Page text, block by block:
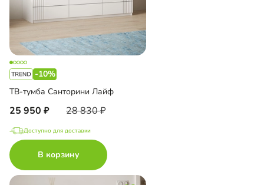
-10%
ТВ-тумба Санторини Лайф
25 950 28 830
Доступно для доставки
В корзину